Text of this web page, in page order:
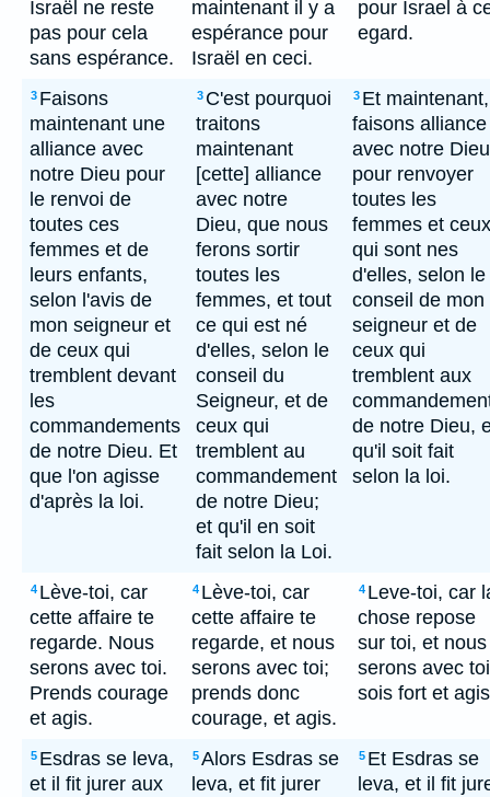
Israël ne reste
pas pour cela
sans espérance.
maintenant il y a
espérance pour
Israël en ceci.
pour Israel à
egard.
3 Faisons
maintenant une
alliance avec
notre Dieu pour
le renvoi de
toutes ces
femmes et de
leurs enfants,
selon l'avis de
mon seigneur et
de ceux qui
tremblent devant
les
commandements
de notre Dieu. Et
que l'on agisse
d'après la loi.
3 C'est pourquoi
traitons
maintenant
[cette] alliance
avec notre
Dieu, que nous
ferons sortir
toutes les
femmes, et tout
ce qui est né
d'elles, selon le
conseil du
Seigneur, et de
ceux qui
tremblent au
commandement
de notre Dieu;
et qu'il en soit
fait selon la Loi.
3 Et maintenant,
faisons alliance
avec notre Dieu
pour renvoyer
toutes les
femmes et ceux
qui sont nes
d'elles, selon le
conseil de mon
seigneur et de
ceux qui
tremblent aux
de notre Dieu,
qu'il soit fait
selon la loi.
4 Lève-toi, car
cette affaire te
regarde. Nous
serons avec toi.
Prends courage
et agis.
4 Lève-toi, car
cette affaire te
regarde, et nous
serons avec toi;
prends donc
courage, et agis.
4 Leve-toi, car
chose repose
sur toi, et nous
serons avec
sois fort et
5 Esdras se leva,
et il fit jurer aux
5Alors Esdras se
leva, et fit jurer
5 Et Esdras se
leva, et il fit